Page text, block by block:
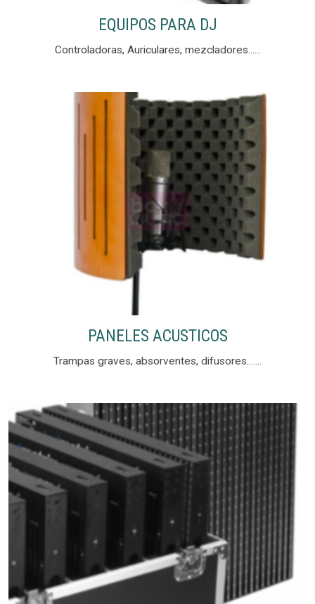
EQUIPOS PARA DJ
Controladoras, Auriculares, mezcladores......
PANELES ACUSTICOS
Trampas graves, absorventes, difusores.......